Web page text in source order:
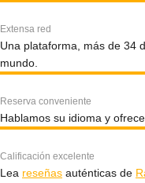
Extensa red
Una plataforma, más de 34
mundo.
Reserva conveniente
Hablamos su idioma y
Calificación excelente
Lea reseñas auténticas de